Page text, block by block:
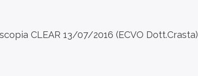
CLEAR 13/07/2016 (ECVO Dott.Crasta)